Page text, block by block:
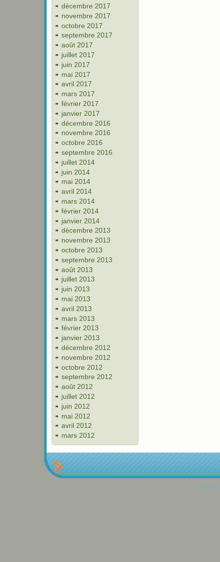
décembre 2017
novembre 2017
octobre 2017
septembre 2017
août 2017
juillet 2017
juin 2017
mai 2017
avril 2017
mars 2017
février 2017
janvier 2017
décembre 2016
novembre 2016
octobre 2016
septembre 2016
juillet 2014
juin 2014
mai 2014
avril 2014
mars 2014
février 2014
janvier 2014
décembre 2013
novembre 2013
octobre 2013
septembre 2013
août 2013
juillet 2013
juin 2013
mai 2013
avril 2013
mars 2013
février 2013
janvier 2013
décembre 2012
novembre 2012
octobre 2012
septembre 2012
août 2012
juillet 2012
juin 2012
mai 2012
avril 2012
mars 2012